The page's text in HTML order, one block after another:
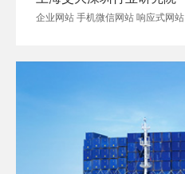
企业网站 手机微信网站 响应式网站